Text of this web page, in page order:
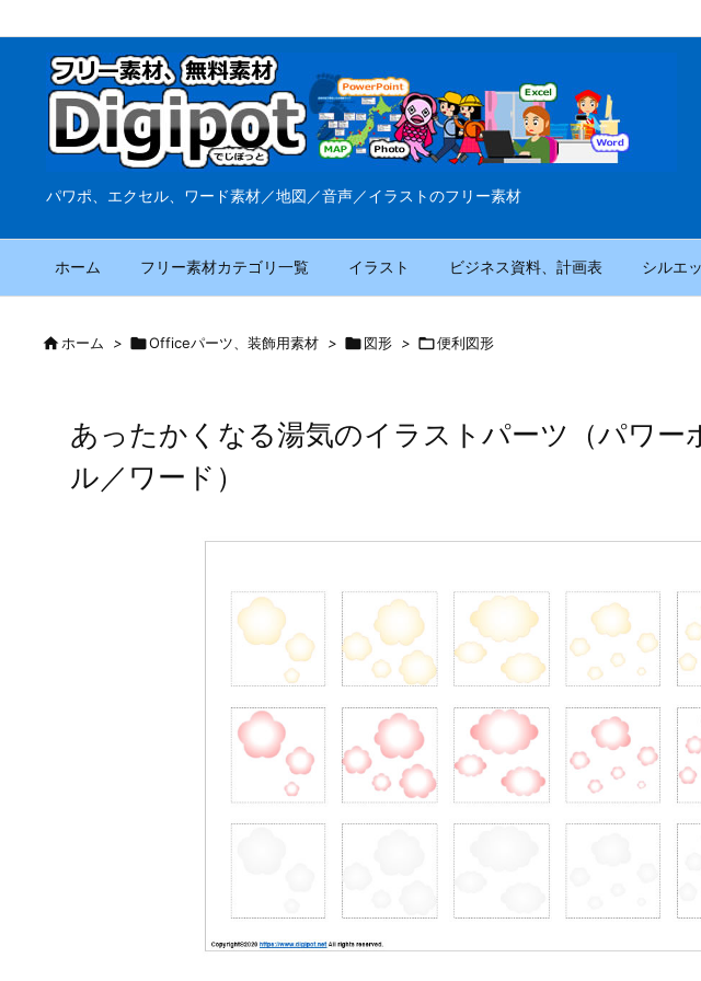
パワポ、エクセル、ワード素材／地図／音声／イラストのフリー素材
ホーム フリー素材カテゴリ一覧 イラスト ビジネス資料、計画表 シルエ
ホーム > Officeパーツ、装飾用素材 > 図形 > 便利図形
あったかくなる湯気のイラストパーツ（パワー
ル／ワード）